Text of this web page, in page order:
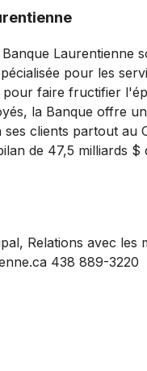
Laurentienne
pour les
faire fructifier
la Banque offre
clients partout au
de 47,5 milliards $
Relations avec les
438 889-3220